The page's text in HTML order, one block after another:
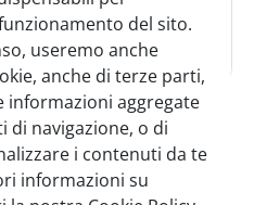
del sito.
useremo anche
anche di terze parti,
informazioni aggregate
navigazione, o di
i contenuti da te
informazioni su
5 kg
CARTONE
3 Pezzi